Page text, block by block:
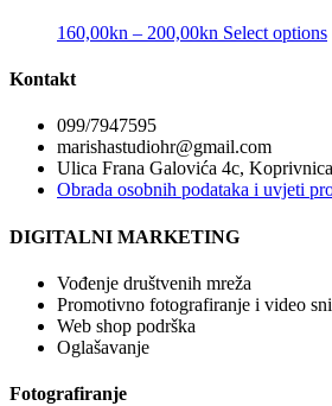
160,00kn – 200,00kn Select options
Kontakt
099/7947595
marishastudiohr@gmail.com
Ulica Frana Galovića 4c, Koprivnica
Obrada osobnih podataka i uvjeti
DIGITALNI MARKETING
Vođenje društvenih mreža
Promotivno fotografiranje i video
Web shop podrška
Oglašavanje
Fotografiranje